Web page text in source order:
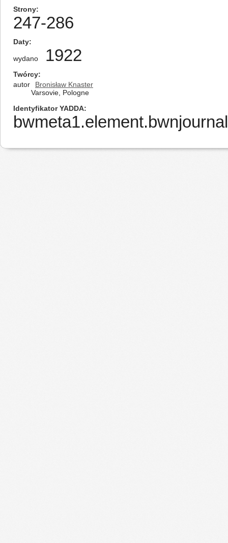
Strony
247-286
Daty
wydano 1922
Twórcy
autor
Bronisław Knaster
Varsovie, Pologne
Identyfikator YADDA